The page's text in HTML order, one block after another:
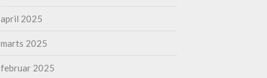
april 2025
marts 2025
februar 2025